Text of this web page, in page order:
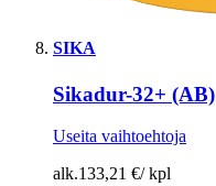
SIKA
Sikadur-32+ (AB)
Useita vaihtoehtoja
alk.133,21 €/ kpl